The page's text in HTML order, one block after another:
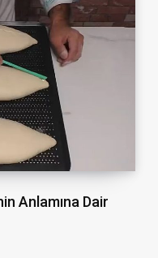
Anlamına Dair